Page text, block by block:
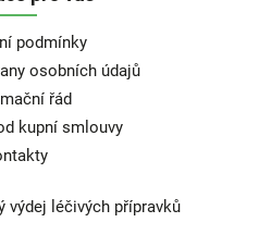
podmínky
osobních údajů
řád
kupní smlouvy